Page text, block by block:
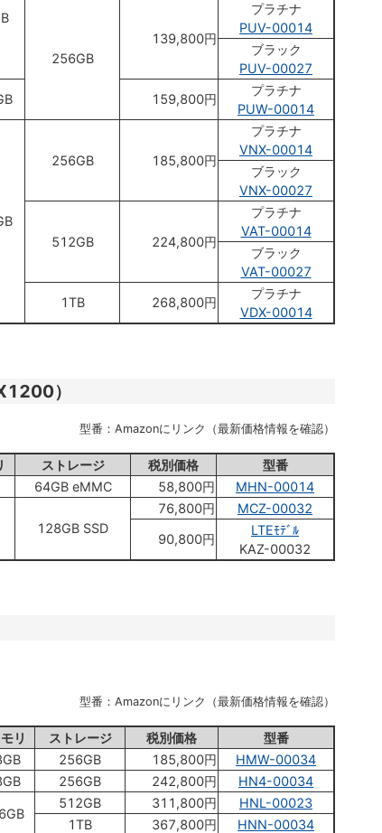
256GB
139,800円
プラチナ
PUV-00014
ブラック
PUV-00027
159,800円
プラチナ
PUW-00014
256GB 185,800円
プラチナ
VNX-00014
ブラック
VNX-00027
512GB 224,800円
プラチナ
VAT-00014
ブラック
VAT-00027
1TB
268,800円
プラチナ
VDX-00014
）
型番：Amazonにリンク（最新価格情報を確認）
ストレージ 税別価格 型番
64GB eMMC 58,800円 MHN-00014
128GB SSD
76,800円
MCZ-00032
90,800円
LTEﾓﾃﾞﾙ
KAZ-00032
型番：Amazonにリンク（最新価格情報を確認）
リ ストレージ 税別価格
型番
256GB 185,800円 HMW-00034
256GB 242,800円 HN4-00034
512GB 311,800円
HNL-00023
1TB
367,800円 HNN-00034